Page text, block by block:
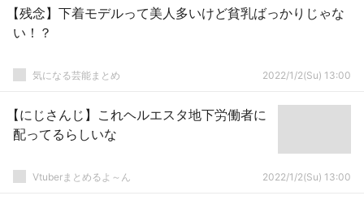
ｗ
【残念】下着モデルって美人多いけど貧乳ばっかりじゃな
い！？
気になる芸能まとめ 2022/1/2(Su) 13:00
【にじさんじ】これヘルエスタ地下労働者に
配ってるらしいな
Vtuberまとめるよ～ん 2022/1/2(Su) 13:00